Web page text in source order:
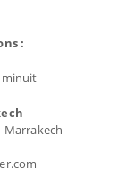
:
minuit
Marrakech